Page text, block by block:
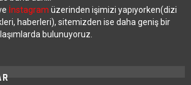
İnstagram üzerinden işimizi yapıyorken(dizi
haberleri), sitemizden ise daha geniş bir
bulunuyoruz.